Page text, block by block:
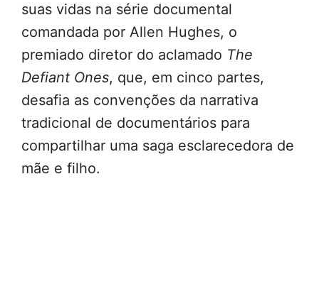
suas vidas na série documental
comandada por Allen Hughes, o
premiado diretor do aclamado The
Defiant Ones, que, em cinco partes,
desafia as convenções da narrativa
tradicional de documentários para
compartilhar uma saga esclarecedora de
mãe e filho.